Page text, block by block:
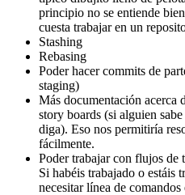
principio no se entiende
cuesta trabajar en un
Stashing
Rebasing
Poder hacer commits de
staging)
Más documentación
story boards (si alguien
diga). Eso nos permitiría
fácilmente.
Poder trabajar con flujos de
Si habéis trabajado o estáis
necesitar línea de